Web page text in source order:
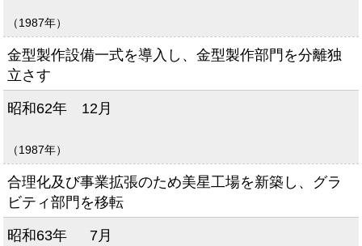
（1987年）
金型製作設備一式を導入し、金型製作部門を分離独
立さす
昭和62年 12月
（1987年）
合理化及び事業拡張のため美星工場を新築し、グラ
ビティ部門を移転
昭和63年 7月